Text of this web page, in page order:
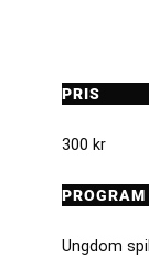
PRIS
300 kr
PROGRAM
Ungdom